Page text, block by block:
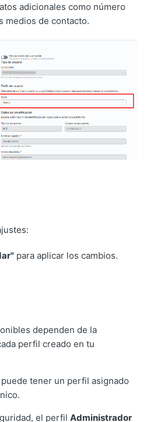
adicionales como número
medios de contacto.
para aplicar los cambios.
dependen de la
perfil creado en tu
tener un perfil asignado
el perfilAdministrador